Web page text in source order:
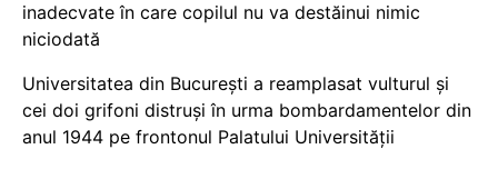
inadecvate în care copilul nu va destăinui nimic
niciodată
Universitatea din București a reamplasat vulturul și
cei doi grifoni distruși în urma bombardamentelor din
anul 1944 pe frontonul Palatului Universității